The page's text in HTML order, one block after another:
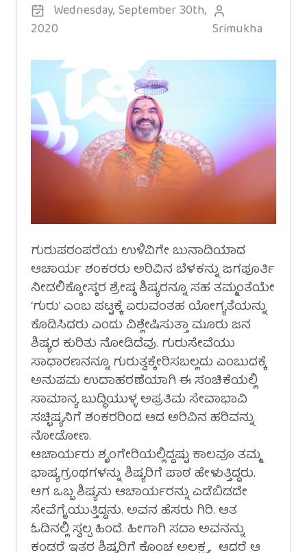
Wednesday, September 30th,
2020
Srimukha
ಗುರುಪರಂಪರೆಯ ಉಳಿವಿಗೇ ಬುನಾದಿಯಾದ
ಆಚಾರ್ಯ ಶಂಕರರು ಅರಿವಿನ ಬೆಳಕನ್ನು ಜಗಪೂರ್ತಿ
ನೀಡಲಿಕ್ಕೋಸ್ಕರ ಶ್ರೇಷ್ಠ ಶಿಷ್ಯರನ್ನೂ ಸಹ ತಮ್ಮಂತೆಯೇ
‘ಗುರು’ ಎಂಬ ಪಟ್ಟಕ್ಕೆ ಏರುವಂತಹ ಯೋಗ್ಯತೆಯನ್ನು
ಕೊಡಿಸಿದರು ಎಂದು ವಿಶ್ಲೇಷಿಸುತ್ತಾ ಮೂರು ಜನ
ಶಿಷ್ಯರ ಕುರಿತು ನೋಡಿದೆವು. ಗುರುಸೇವೆಯು
ಸಾಧಾರಣನನ್ನೂ ಗುರುತ್ವಕ್ಕೇರಿಸಬಲ್ಲದು ಎಂಬುದಕ್ಕೆ
ಅನುಪಮ ಉದಾಹರಣೆಯಾಗಿ ಈ ಸಂಚಿಕೆಯಲ್ಲಿ
ಸಾಮಾನ್ಯ ಬುದ್ಧಿಯುಳ್ಳ ಅಪ್ರತಿಮ ಸೇವಾಭಾವಿ
ಸಚ್ಛಿಷ್ಯನಿಗೆ ಶಂಕರರಿಂದ ಆದ ಅರಿವಿನ ಹರಿವನ್ನು
ನೋಡೋಣ.
ಆಚಾರ್ಯರು ಶೃಂಗೇರಿಯಲ್ಲಿದ್ದಷ್ಟು ಕಾಲವೂ ತಮ್ಮ
ಭಾಷ್ಯಗ್ರಂಥಗಳನ್ನು ಶಿಷ್ಯರಿಗೆ ಪಾಠ ಹೇಳುತ್ತಿದ್ದರು.
ಆಗ ಒಬ್ಬ ಶಿಷ್ಯನು ಆಚಾರ್ಯರನ್ನು ಎಡೆಬಿಡದೇ
ಸೇವೆಗೈಯುತ್ತಿದ್ದನು. ಅವನ ಹೆಸರು ಗಿರಿ. ಆತ
ಓದಿನಲ್ಲಿ ಸ್ವಲ್ಪ ಹಿಂದೆ. ಹೀಗಾಗಿ ಸದಾ ಅವನನ್ನು
ಕಂಡರೆ ಇತರ ಶಿಷ್ಯರಿಗೆ ಕೊಂಚ ಅಲಕ್ಷ್ಯ. ಆದರೆ ಆ